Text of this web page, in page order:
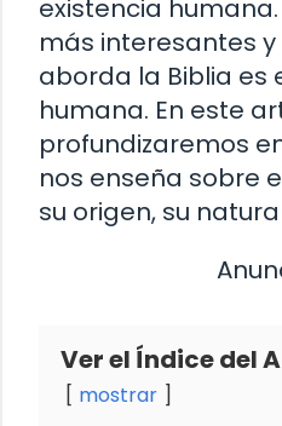
existencia
más interesantes
aborda la Biblia es
humana. En este
profundizaremos
nos enseña sobre
su origen, su
Ver el Índice del
mostrar